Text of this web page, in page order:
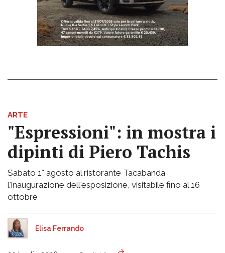
ARTE
"Espressioni": in mostra i
dipinti di Piero Tachis
Sabato 1° agosto al ristorante Tacabanda
l'inaugurazione dell'esposizione, visitabile fino al 16
ottobre
Elisa Ferrando